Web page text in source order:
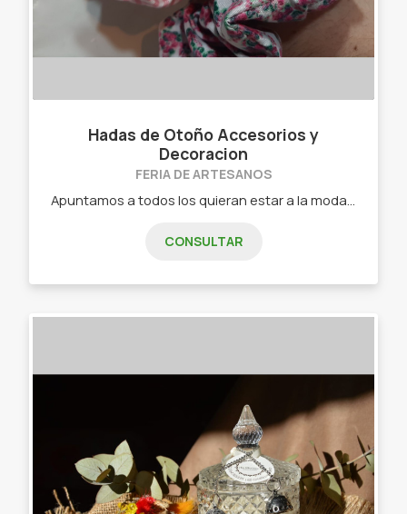
Hadas de Otoño Accesorios y
Decoracion
FERIA DE ARTESANOS
CONSULTAR